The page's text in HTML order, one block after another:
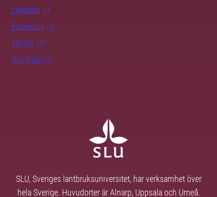
LinkedIn
Facebook
TikTok
SLU Play
SLU, Sveriges lantbruksuniversitet, har verksamhet över
hela Sverige. Huvudorter är Alnarp, Uppsala och Umeå.